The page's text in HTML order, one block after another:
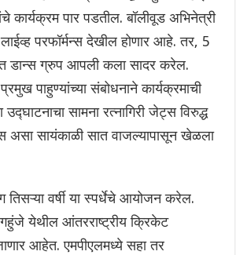
कार्यक्रम पार पडतील.‌ बॉलीवूड अभिनेत्री
लाईव्ह परफॉर्मन्स देखील होणार आहे. तर, 5
डान्स ग्रुप आपली कला सादर करेल.
पाहुण्यांच्या संबोधनाने कार्यक्रमाची
उद्घाटनाचा सामना रत्नागिरी जेट्स विरुद्ध
असा सायंकाळी सात वाजल्यापासून खेळला
वर्षी या स्पर्धेचे आयोजन करेल.
गहुंजे येथील आंतरराष्ट्रीय क्रिकेट
आहेत. एमपीएलमध्ये सहा तर